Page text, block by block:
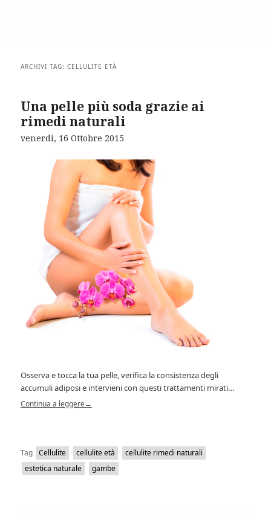
ARCHIVI TAG:CELLULITE ETÀ
Una pelle più soda grazie ai
rimedi naturali
venerdì, 16 Ottobre 2015
Osserva e tocca la tua pelle, verifica la consistenza degli
accumuli adiposi e intervieni con questi trattamenti mirati…
Continua a leggere→
Tag Cellulite cellulite età
cellulite rimedi naturali
estetica naturale
gambe